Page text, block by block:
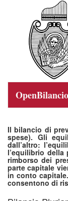
Il bilancio di
spese). Gli
dall’altro:
l’equilibrio
rimborso dei
parte capitale
in conto
consentono di